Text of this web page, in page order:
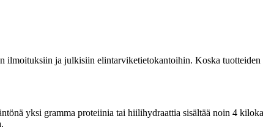
ilmoituksiin ja julkisiin elintarviketietokantoihin. Koska
yksi gramma proteiinia tai hiilihydraattia sisältää noin 4